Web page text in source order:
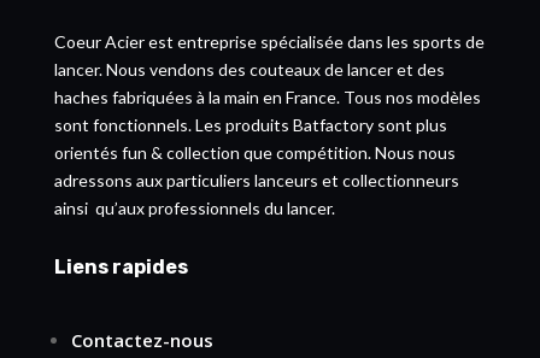
Coeur Acier est entreprise spécialisée dans les sports de
lancer. Nous vendons des couteaux de lancer et des
haches fabriquées à la main en France. Tous nos modèles
sont fonctionnels. Les produits Batfactory sont plus
orientés fun & collection que compétition. Nous nous
adressons aux particuliers lanceurs et collectionneurs
ainsi qu’aux professionnels du lancer.
Liens rapides
Contactez-nous